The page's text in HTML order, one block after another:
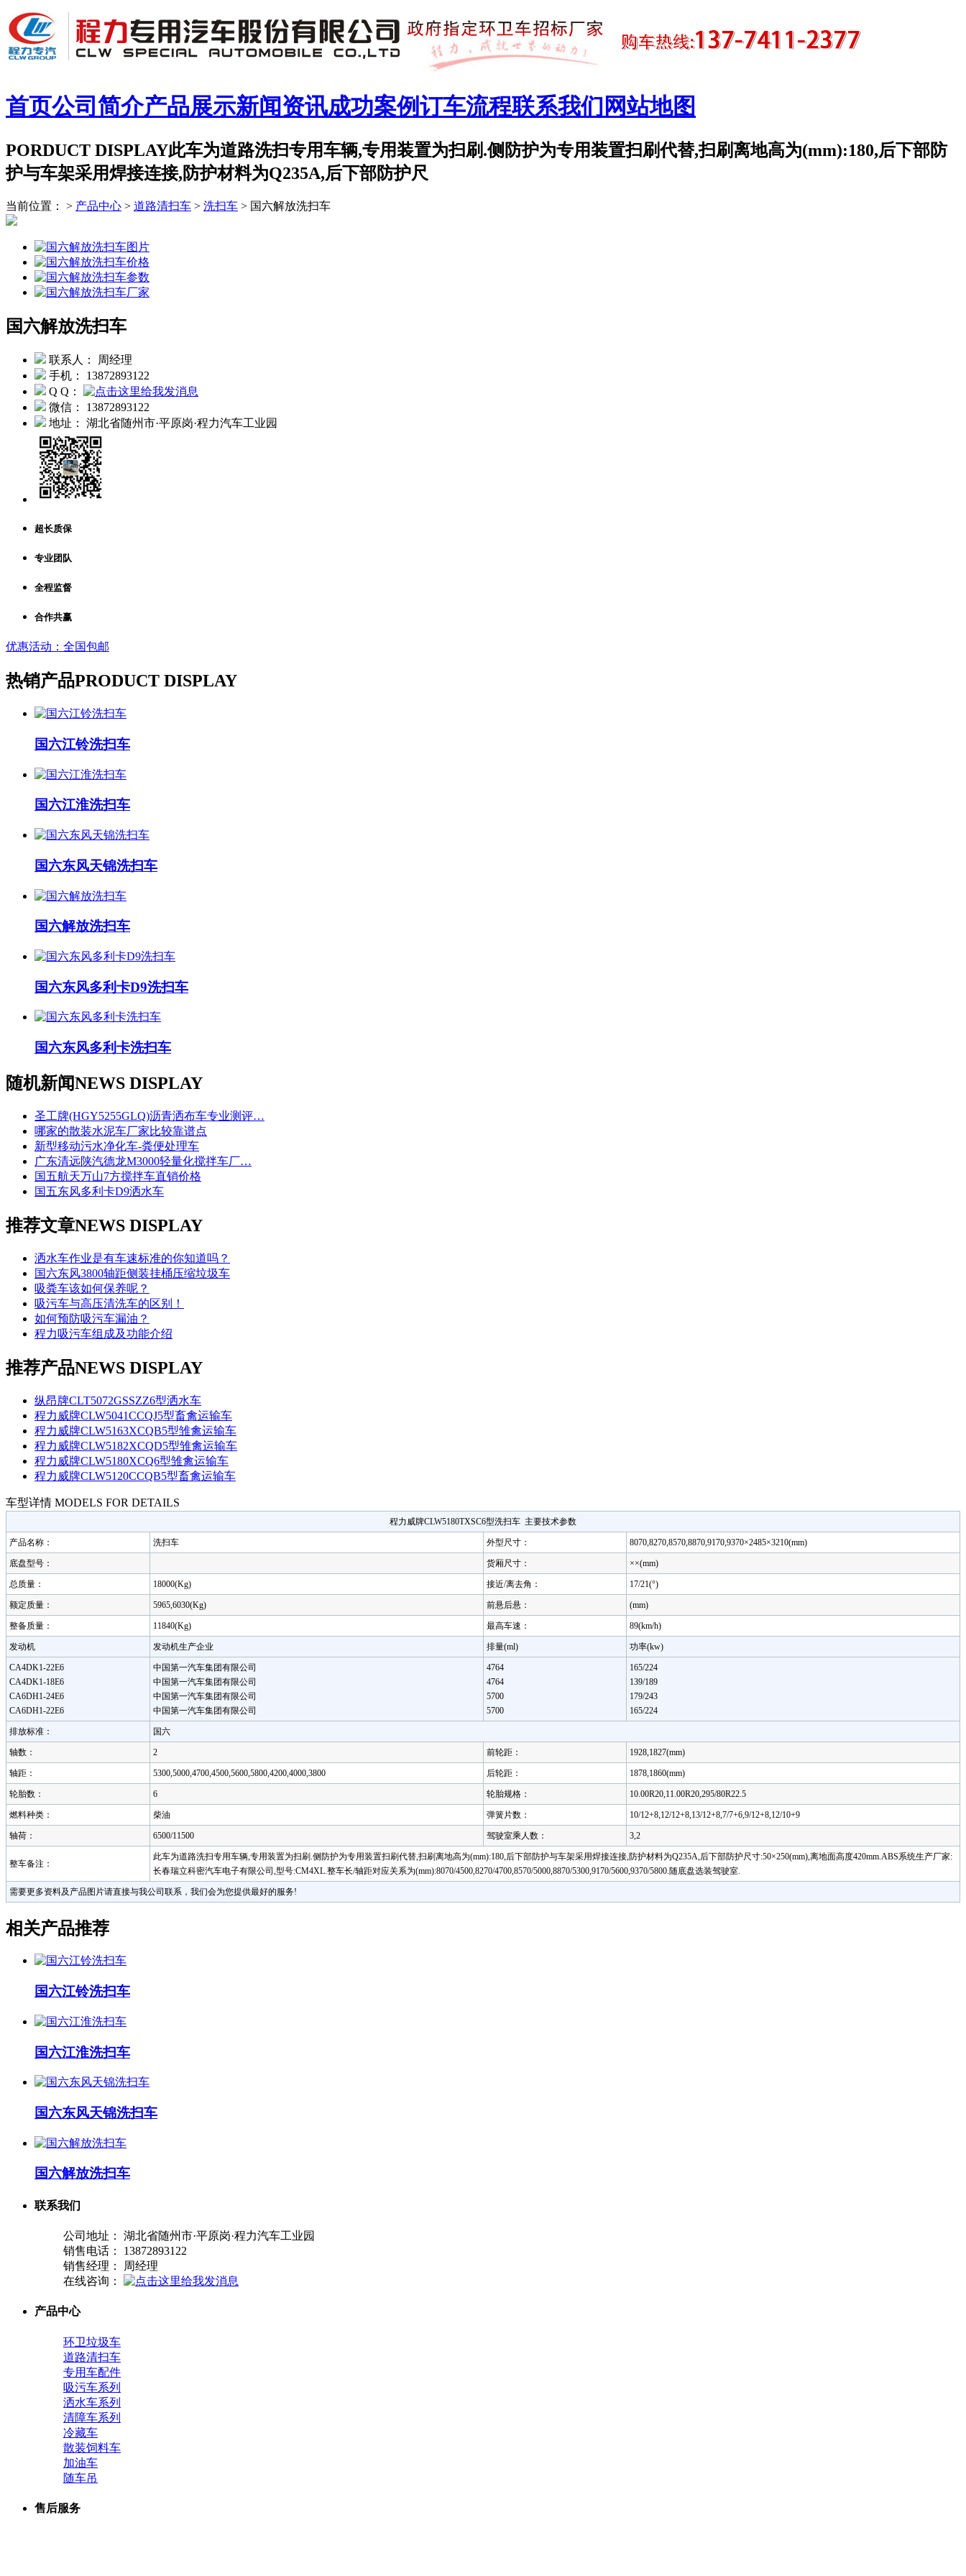
首页公司简介产品展示新闻资讯成功案例订车流程联系我们 网站地图
PORDUCT DISPLAY此车为道路洗扫专用车辆,专用装置为扫刷.侧防护为专用装置扫刷代替,扫刷离地高为(mm):180,后下部防
护与车架采用焊接连接,防护材料为Q235A,后下部防护尺
当前位置： > 产品中心 > 道路清扫车 > 洗扫车 > 国六解放洗扫车
国六解放洗扫车
联系人： 周经理
手机： 13872893122
Q Q：
微信： 13872893122
地址： 湖北省随州市·平原岗·程力汽车工业园
超长质保
专业团队
全程监督
合作共赢
优惠活动：全国包邮
热销产品PRODUCT DISPLAY
国六江铃洗扫车
国六江淮洗扫车
国六东风天锦洗扫车
国六解放洗扫车
国六东风多利卡D9洗扫车
国六东风多利卡洗扫车
随机新闻NEWS DISPLAY
圣工牌(HGY5255GLQ)沥青洒布车专业测评…
哪家的散装水泥车厂家比较靠谱点
新型移动污水净化车-粪便处理车
广东清远陕汽德龙M3000轻量化搅拌车厂…
国五航天万山7方搅拌车直销价格
国五东风多利卡D9洒水车
推荐文章NEWS DISPLAY
洒水车作业是有车速标准的你知道吗？
国六东风3800轴距侧装挂桶压缩垃圾车
吸粪车该如何保养呢？
吸污车与高压清洗车的区别！
如何预防吸污车漏油？
程力吸污车组成及功能介绍
推荐产品NEWS DISPLAY
纵昂牌CLT5072GSSZZ6型洒水车
程力威牌CLW5041CCQJ5型畜禽运输车
程力威牌CLW5163XCQB5型雏禽运输车
程力威牌CLW5182XCQD5型雏禽运输车
程力威牌CLW5180XCQ6型雏禽运输车
程力威牌CLW5120CCQB5型畜禽运输车
车型详情 MODELS FOR DETAILS
程力威牌CLW5180TXSC6型洗扫车 主要技术参数
产品名称： 洗扫车 外型尺寸： 8070,8270,8570,8870,9170,9370×2485×3210(mm)
底盘型号： 货厢尺寸： ××(mm)
总质量： 18000(Kg) 接近/离去角： 17/21(°)
额定质量： 5965,6030(Kg) 前悬后悬： (mm)
整备质量： 11840(Kg) 最高车速： 89(km/h)
发动机 发动机生产企业 排量(ml) 功率(kw)
CA4DK1-22E6
CA4DK1-18E6
CA6DH1-24E6
CA6DH1-22E6
中国第一汽车集团有限公司
中国第一汽车集团有限公司
中国第一汽车集团有限公司
中国第一汽车集团有限公司
4764
4764
5700
5700
165/224
139/189
179/243
165/224
排放标准： 国六
轴数： 2 前轮距： 1928,1827(mm)
轴距： 5300,5000,4700,4500,5600,5800,4200,4000,3800 后轮距： 1878,1860(mm)
轮胎数： 6 轮胎规格： 10.00R20,11.00R20,295/80R22.5
燃料种类： 柴油 弹簧片数： 10/12+8,12/12+8,13/12+8,7/7+6,9/12+8,12/10+9
轴荷： 6500/11500 驾驶室乘人数： 3,2
整车备注：
此车为道路洗扫专用车辆,专用装置为扫刷.侧防护为专用装置扫刷代替,扫刷离地高为(mm):180,后下部防护与车架采用焊接连接,防护材料为Q235A,后下部防护尺寸:50×250(mm),离地面高度420mm.ABS系统生产厂家:
长春瑞立科密汽车电子有限公司,型号:CM4XL.整车长/轴距对应关系为(mm):8070/4500,8270/4700,8570/5000,8870/5300,9170/5600,9370/5800.随底盘选装驾驶室.
需要更多资料及产品图片请直接与我公司联系，我们会为您提供最好的服务!
相关产品推荐
国六江铃洗扫车
国六江淮洗扫车
国六东风天锦洗扫车
国六解放洗扫车
联系我们
公司地址： 湖北省随州市·平原岗·程力汽车工业园
销售电话： 13872893122
销售经理： 周经理
在线咨询：
产品中心
环卫垃圾车
道路清扫车
专用车配件
吸污车系列
洒水车系列
清障车系列
冷藏车
散装饲料车
加油车
随车吊
售后服务